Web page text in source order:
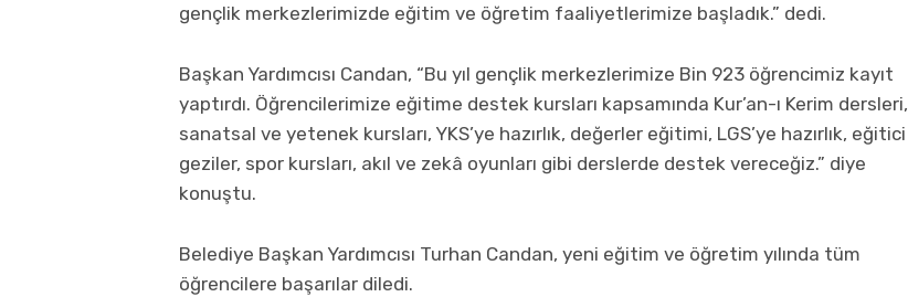
gençlik merkezlerimizde eğitim ve öğretim faaliyetlerimize başladık.” dedi.
Başkan Yardımcısı Candan, “Bu yıl gençlik merkezlerimize Bin 923 öğrencimiz kayıt
yaptırdı. Öğrencilerimize eğitime destek kursları kapsamında Kur’an-ı Kerim dersleri,
sanatsal ve yetenek kursları, YKS’ye hazırlık, değerler eğitimi, LGS’ye hazırlık, eğitici
geziler, spor kursları, akıl ve zekâ oyunları gibi derslerde destek vereceğiz.” diye
konuştu.
Belediye Başkan Yardımcısı Turhan Candan, yeni eğitim ve öğretim yılında tüm
öğrencilere başarılar diledi.